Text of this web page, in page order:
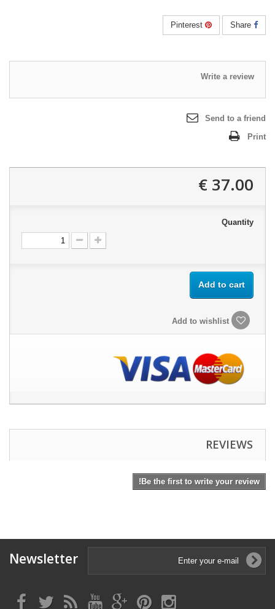
Write a review
Send to a friend
Print
37.00 €
Quantity
Add to cart
REVIEWS
Be the first to write your review!
Newsletter